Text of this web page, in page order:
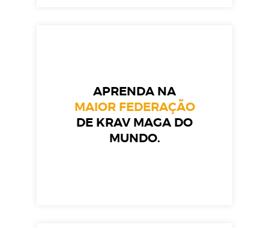
APRENDA NA
MAIOR FEDERAÇÃO
DE KRAV MAGA DO
MUNDO.